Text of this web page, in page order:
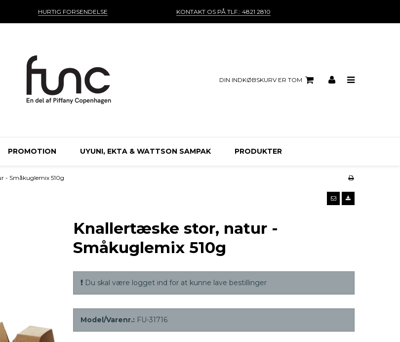
HURTIG FORSENDELSE KONTAKT OS PÅ TLF.: 4821 2810
DIN INDKØBSKURV ER TOM
PROMOTION UYUNI, EKTA & WATTSON SAMPAK PRODUKTER
- Småkuglemix 510g
Knallertæske stor, natur -
Småkuglemix 510g
Du skal være logget ind for at kunne lave bestillinger
Model/Varenr.: FU-31716